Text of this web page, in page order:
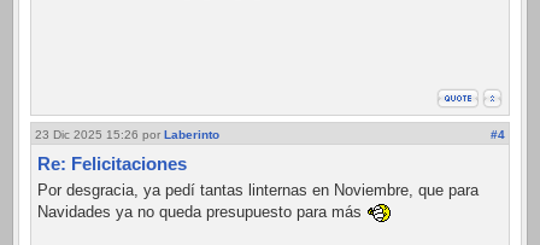
23 Dic 2025 15:26 por Laberinto #4
Re: Felicitaciones
Por desgracia, ya pedí tantas linternas en Noviembre, que para
Navidades ya no queda presupuesto para más